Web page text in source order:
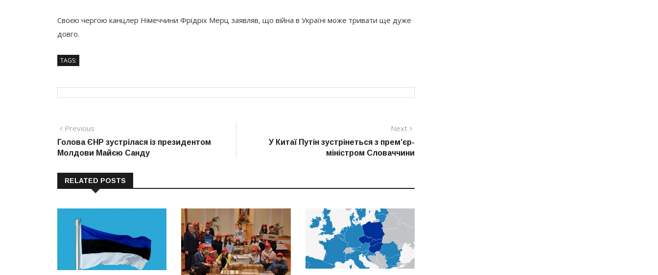
Своєю чергою канцлер Німеччини Фрідріх Мерц заявляв, що війна в Україні може тривати ще дуже
довго.
TAGS:
Навігація
записів
Previous
post:
Голова ЄНР зустрілася із президентом
Молдови Майєю Санду
Next
У Китаї Путін зустрінеться з прем’єр-
міністром Словаччини
RELATED POSTS